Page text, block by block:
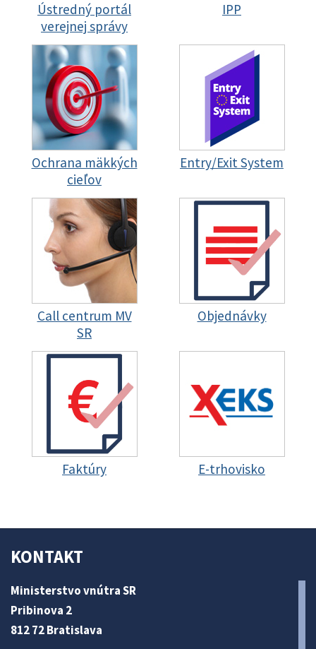
Ústredný portál
verejnej správy
IPP
Ochrana mäkkých
cieľov
Entry/Exit System
Call centrum MV
SR
Objednávky
Faktúry E-trhovisko
KONTAKT
Ministerstvo vnútra SR
Pribinova 2
812 72 Bratislava